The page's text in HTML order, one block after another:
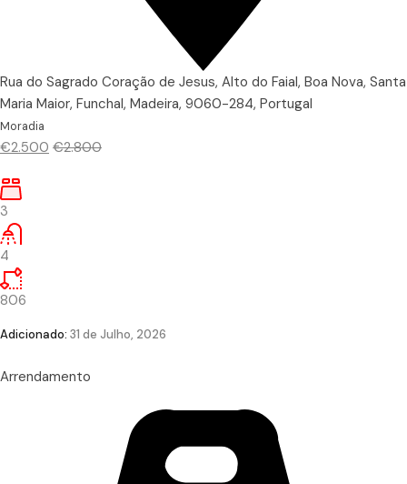
Rua do Sagrado Coração de Jesus, Alto do Faial, Boa Nova, Santa
Maria Maior, Funchal, Madeira, 9060-284, Portugal
Moradia
€2.500 €2.800
3
4
806
Adicionado: 31 de Julho, 2026
Arrendamento